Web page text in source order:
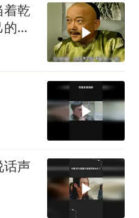
着乾
势
话声